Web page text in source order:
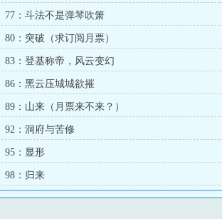
77：斗法不是弹琴吹箫
80：突破（求订阅月票）
83：登基称帝，风云变幻
86：黑云压城城欲摧
89：山来（月票来不来？）
92：洞府与苦修
95：显形
98：归来